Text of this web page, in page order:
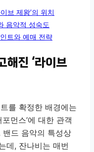
브 제왕’의 위치
음악적 성숙도
트와 예매 전략
해진 ‘라이브
를 확정한 배경에는
먼스’에 대한 관객
드 음악의 특성상
데, 잔나비는 매번